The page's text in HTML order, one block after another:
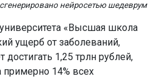
нейросетью шедеврум
«Высшая школа
ущерб от заболеваний,
1,25 трлн рублей,
14% всех